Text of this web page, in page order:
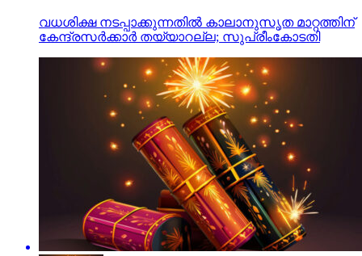
വധശിക്ഷ നടപ്പാക്കുന്നതില്‍ കാലാനുസൃത മാറ്റത്തിന്
കേന്ദ്രസര്‍ക്കാര്‍ തയ്യാറല്ല; സുപ്രീംകോടതി